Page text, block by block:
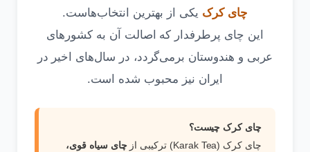
چای کرک یکی از بهترین انتخاب‌هاست.
این چای پرطرفدار که اصالت آن به کشورهای
عربی و هندوستان برمی‌گردد، در سال‌های اخیر در
ایران نیز محبوب شده است.
چای کرک چیست؟
چای کرک (Karak Tea) ترکیبی از
چای سیاه قوی،